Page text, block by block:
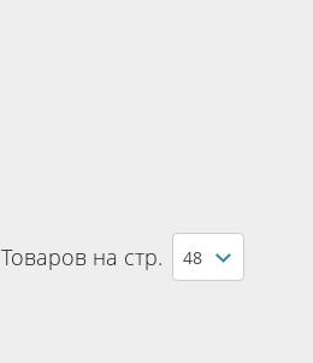
Товаров на стр. 48